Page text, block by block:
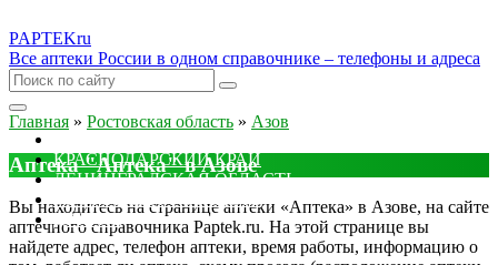
PAPTEKru
Все аптеки России в одном справочнике – телефоны и адреса
КРАСНОДАРСКИЙ КРАЙ
ЛЕНИНГРАДСКАЯ ОБЛАСТЬ
ДРУГИЕ
Главная » Ростовская область » Азов
Аптека "Аптека" в Азове
Вы находитесь на странице аптеки «Аптека» в Азове, на сайте
аптечного справочника Paptek.ru. На этой странице вы
найдете адрес, телефон аптеки, время работы, информацию о